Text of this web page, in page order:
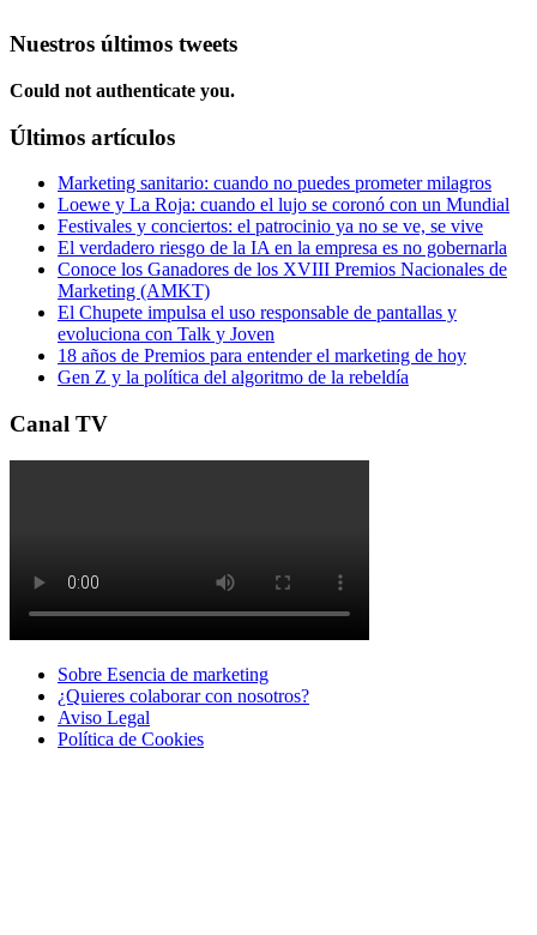
Nuestros últimos tweets
Could not authenticate you.
Últimos artículos
Marketing sanitario: cuando no puedes prometer milagros
Loewe y La Roja: cuando el lujo se coronó con un Mundial
Festivales y conciertos: el patrocinio ya no se ve, se vive
El verdadero riesgo de la IA en la empresa es no gobernarla
Conoce los Ganadores de los XVIII Premios Nacionales de
Marketing (AMKT)
El Chupete impulsa el uso responsable de pantallas y
evoluciona con Talk y Joven
18 años de Premios para entender el marketing de hoy
Gen Z y la política del algoritmo de la rebeldía
Canal TV
Sobre Esencia de marketing
¿Quieres colaborar con nosotros?
Aviso Legal
Polí­tica de Cookies